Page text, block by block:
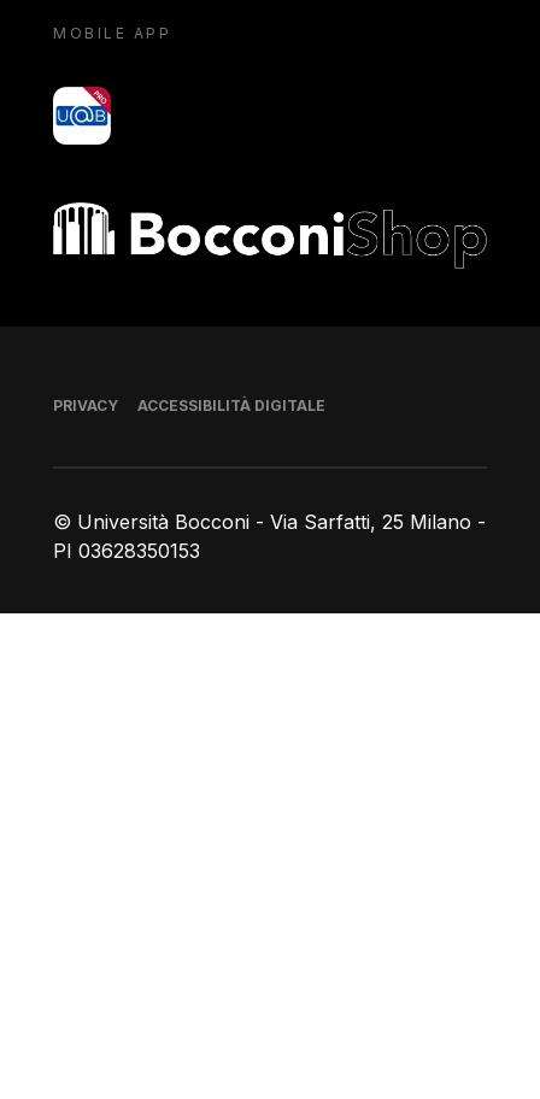
MOBILE APP
yoU@B
Bocconi shop
© Università Bocconi - Via Sarfatti, 25 Milano -
PI 03628350153
Piè di pagina
PRIVACY ACCESSIBILITÀ DIGITALE